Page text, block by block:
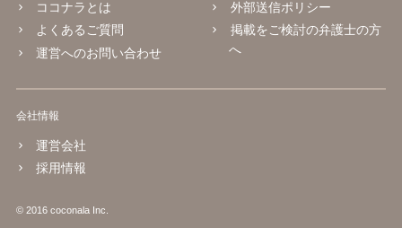
ココナラとは
よくあるご質問
運営へのお問い合わせ
外部送信ポリシー
掲載をご検討の弁護士の方
へ
会社情報
運営会社
採用情報
© 2016 coconala Inc.